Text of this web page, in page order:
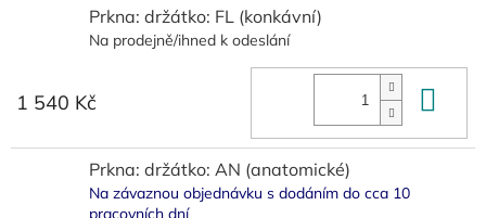
Prkna: držátko: FL (konkávní)
Na prodejně/ihned k odeslání
1 540 Kč
Prkna: držátko: AN (anatomické)
Na závaznou objednávku s dodáním do cca 10
pracovních dní